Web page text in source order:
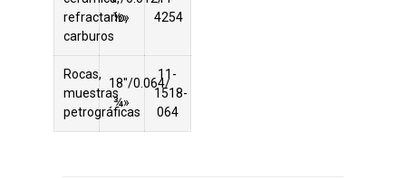
refractario,
carburos
½»
4254
Rocas,
muestras
petrográficas
18″/0.064/
¾»
11-
1518-
064